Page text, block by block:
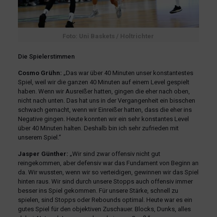
Foto: Uni Baskets / Holtrichter
Die Spielerstimmen
Cosmo Grühn: „Das war über 40 Minuten unser konstantestes
Spiel, weil wir die ganzen 40 Minuten auf einem Level gespielt
haben. Wenn wir Ausreißer hatten, gingen die eher nach oben,
nicht nach unten. Das hat uns in der Vergangenheit ein bisschen
schwach gemacht, wenn wir Einreißer hatten, dass die eher ins
Negative gingen. Heute konnten wir ein sehr konstantes Level
über 40 Minuten halten. Deshalb bin ich sehr zufrieden mit
unserem Spiel.“
Jasper Günther: „Wir sind zwar offensiv nicht gut
reingekommen, aber defensiv war das Fundament von Beginn an
da. Wir wussten, wenn wir so verteidigen, gewinnen wir das Spiel
hinten raus. Wir sind durch unsere Stopps auch offensiv immer
besser ins Spiel gekommen. Für unsere Stärke, schnell zu
spielen, sind Stopps oder Rebounds optimal. Heute war es ein
gutes Spiel für den objektiven Zuschauer. Blocks, Dunks, alles